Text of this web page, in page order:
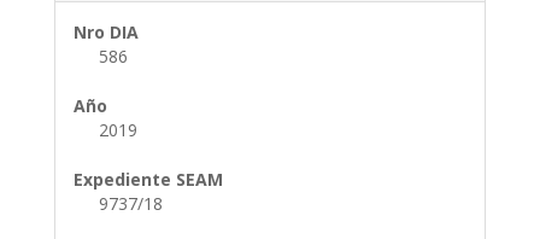
Nro DIA
586
Año
2019
Expediente SEAM
9737/18